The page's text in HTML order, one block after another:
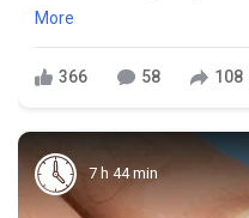
More
366 58 108
7 h 44 min